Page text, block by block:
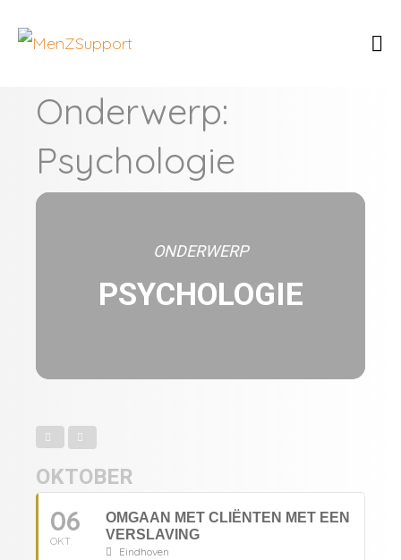
Onderwerp:
Psychologie
ONDERWERP
PSYCHOLOGIE
OKTOBER
06
OKT
OMGAAN MET CLIËNTEN MET EEN
VERSLAVING
Eindhoven